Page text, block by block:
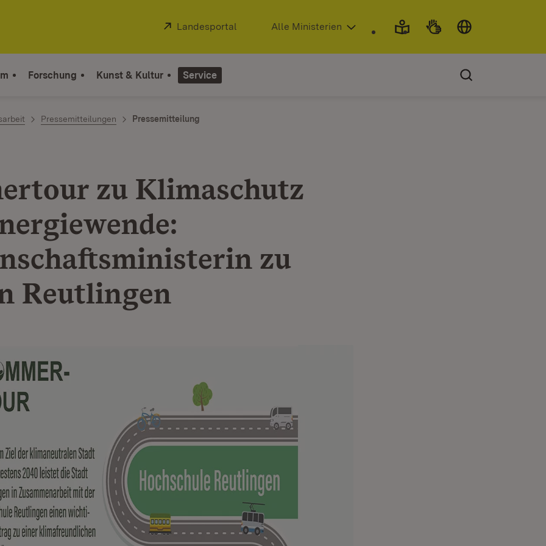
Extern:
Landesportal (Öffnet in neuem Fenster)
Alle Ministerien
Forschung Kunst & Kultur Service
Pressemitteilungen Pressemitteilung
zu Klimaschutz
zu
Reutlingen